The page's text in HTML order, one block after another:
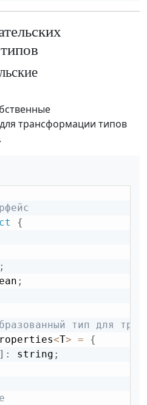
трансформации типов
{
;
;
тип для
<T> =
{
] : string ;